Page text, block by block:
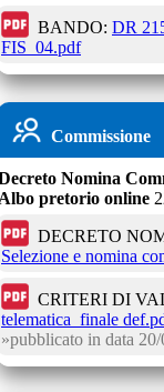
BANDO: DR
FIS_04.pdf
Commissione
Nomina
pretorio online
DECRETO
Selezione e nomina
CRITERI DI
telematica_finale
pubblicato in data